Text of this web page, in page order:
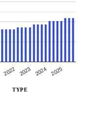
2022 2023 2024 2025
TYPE